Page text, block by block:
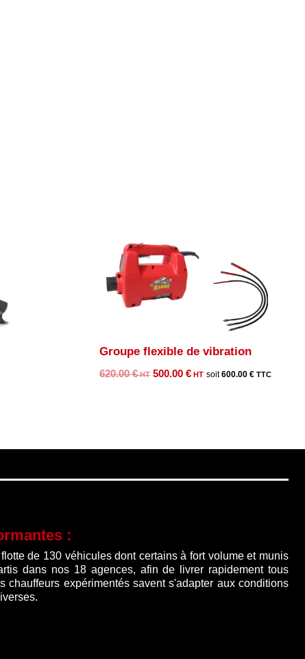
Groupe flexible de vibration
620.00€
Le
500.00 €
Le
600.00 €
:
de 130 véhicules dont certains à fort volume et munis
dans nos 18 agences, afin de livrer rapidement tous
chauffeurs expérimentés savent s'adapter aux conditions